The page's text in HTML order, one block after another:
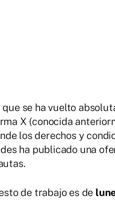
se ha vuelto
X (conocida
los derechos y
ha publicado una
de trabajo es de